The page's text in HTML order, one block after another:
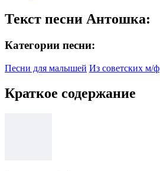
Текст песни Антошка:
Категории песни:
Песни для малышей Из советских м/ф
Краткое содержание